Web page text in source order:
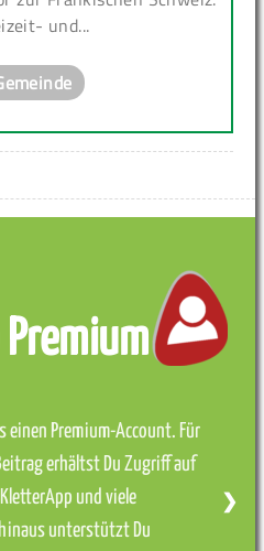
und...
einen Premium-Account. Für
erhältst Du Zugriff auf
und viele
unterstützt Du
❯